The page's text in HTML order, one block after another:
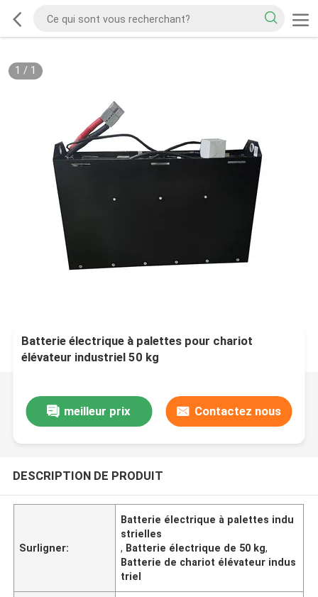
1 / 1
Batterie électrique à palettes pour chariot
élévateur industriel 50 kg
meilleur prix Contactez nous
DESCRIPTION DE PRODUIT
Surligner:
Batterie électrique à palettes indu
strielles
, Batterie électrique de 50 kg,
Batterie de chariot élévateur indus
triel